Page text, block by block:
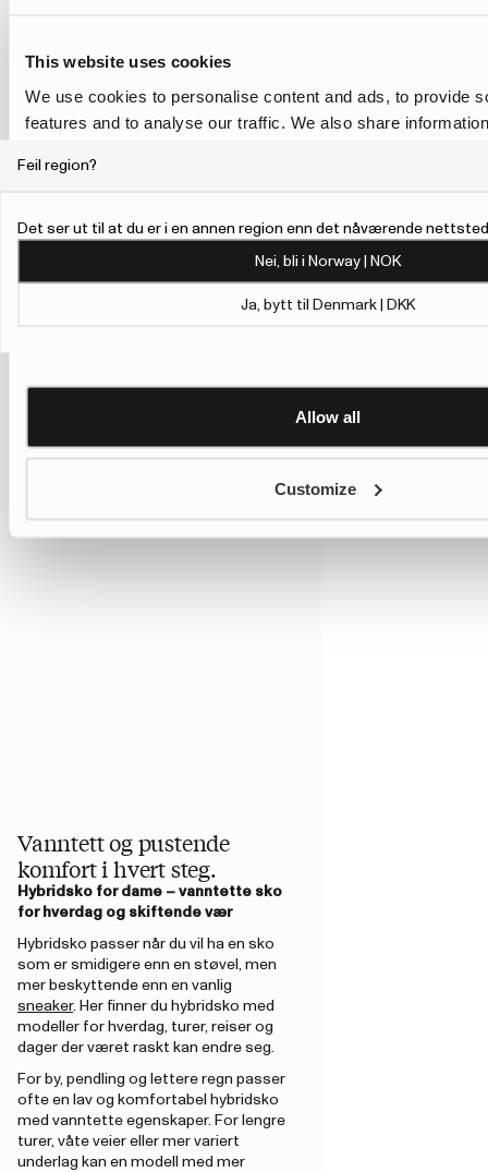
This website uses cookies
We use cookies to personalise content and ads, to provide
features and to analyse our traffic. We also share
combine it with other information that you’ve provided to
To give users more control over their data and ad
added a link to Google’s Personalisation and Control page.
Learn more about Google’s Personalisation and
Allow all
Customize
Vanntett og pustende
komfort i hvert steg.
Hybridsko for dame – vanntette sko
for hverdag og skiftende vær
Hybridsko passer når du vil ha en sko
som er smidigere enn en støvel, men
mer beskyttende enn en vanlig
sneaker. Her finner du hybridsko med
modeller for hverdag, turer, reiser og
dager der været raskt kan endre seg.
For by, pendling og lettere regn passer
ofte en lav og komfortabel hybridsko
med vanntette egenskaper. For lengre
turer, våte veier eller mer variert
underlag kan en modell med mer
Feil region?
Det ser ut til at du er i en annen region enn det nåværende
Nei, bli i Norway | NOK
Ja, bytt til Denmark | DKK